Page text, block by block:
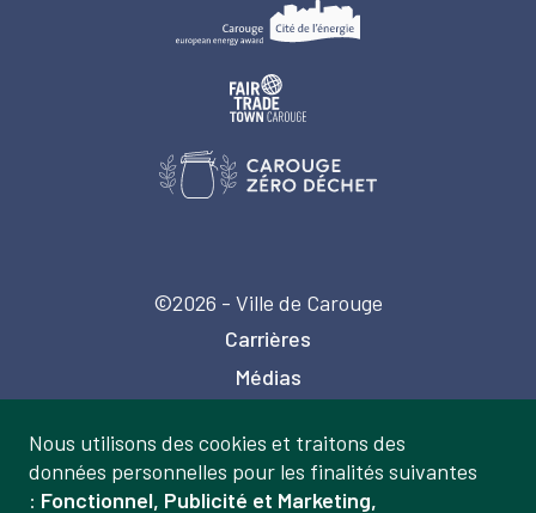
©2026 - Ville de Carouge
Carrières
Médias
Labels
Mentions légales
Gestion
des
Nous utilisons des cookies et traitons des
données personnelles pour les finalités suivantes
: Fonctionnel, Publicité et Marketing,